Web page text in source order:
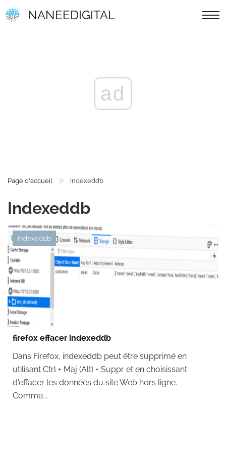
NANEEDIGITAL
ad
Page d'accueil Indexeddb
Indexeddb
Indexeddb
firefox effacer indexeddb
Dans Firefox, indexeddb peut être supprimé en
utilisant Ctrl + Maj (Alt) + Suppr et en choisissant
d'effacer les données du site Web hors ligne.
Comme...